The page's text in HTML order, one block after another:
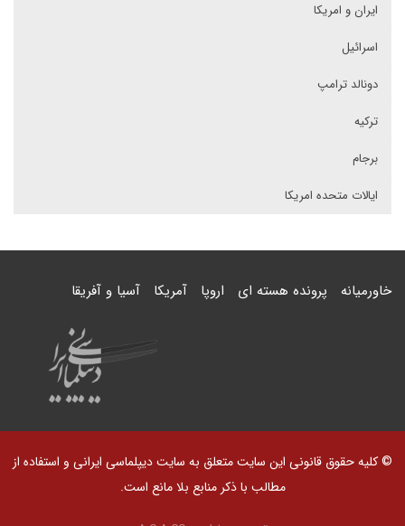
ایران و امریکا
اسرائیل
دونالد ترامپ
ترکیه
برجام
ایالات متحده امریکا
خاورمیانه پرونده هسته ای اروپا آمریکا آسیا و آفریقا
© کلیه حقوق قانونی این سایت متعلق به سایت دیپلماسی ایرانی و استفاده از
مطالب با ذکر منابع بلا مانع است.